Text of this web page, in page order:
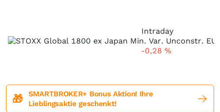
Intraday
-0,28 %
🎁
SMARTBROKER+ Bonus Aktion! Ihre
Lieblingsaktie geschenkt!